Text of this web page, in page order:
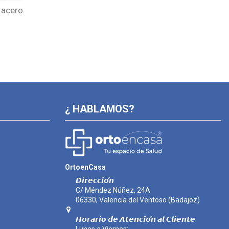
¿ HABLAMOS?
OrtoenCasa
𝘿𝙞𝙧𝙚𝙘𝙘𝙞𝙤́𝙣
C/ Méndez Núñez, 24A
06330, Valencia del Ventoso (Badajoz)
𝙃𝙤𝙧𝙖𝙧𝙞𝙤 𝙙𝙚 𝘼𝙩𝙚𝙣𝙘𝙞𝙤́𝙣 𝙖𝙡 𝘾𝙡𝙞𝙚𝙣𝙩𝙚